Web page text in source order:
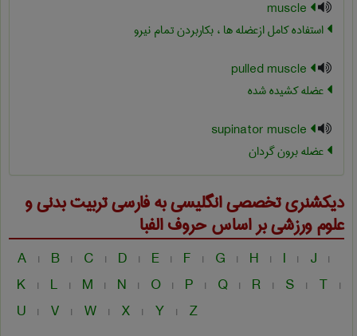
استفاده کامل ازعضله ها ، بکاربردن تمام نیرو
عضله کشیده شده
عضله برون گردان
دیکشنری تخصصی انگلیسی به فارسیتربيت بدنی و
علوم ورزشیبر اساس حروف الفبا
A | B | C | D | E | F | G | H | I | J |
K | L | M | N | O | P | Q | R | S | T |
U | V | W | X | Y | Z